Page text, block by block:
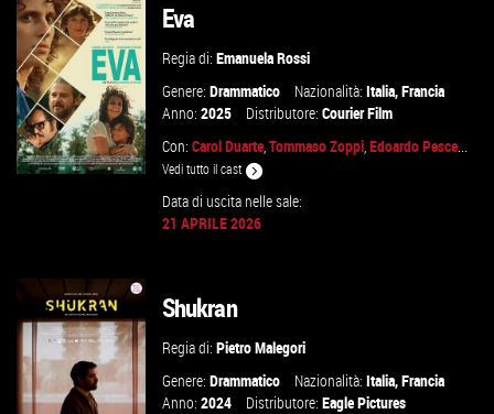
VAI ALLA SCHEDA
VAI ALLA SCHEDA
Eva
Regia di:Emanuela Rossi
Genere:Drammatico Nazionalità:Italia,Francia
Anno:2025 Distributore:Courier Film
Con:Carol Duarte,Tommaso Zoppi,Edoardo Pesce...
Vedi tutto il cast
Data di uscita nelle sale:
21 APRILE 2026
Shukran
Regia di:Pietro Malegori
Genere:Drammatico Nazionalità:Italia,Francia
Anno:2024 Distributore:Eagle Pictures